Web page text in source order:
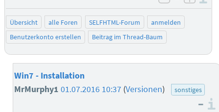
negativ
Übersicht alle Foren SELFHTML-Forum
anmelden
Benutzerkonto erstellen
Beitrag im Thread-Baum
Win7 - Installation
MrMurphy101.07.2016 10:37 (Versionen) sonstiges
–